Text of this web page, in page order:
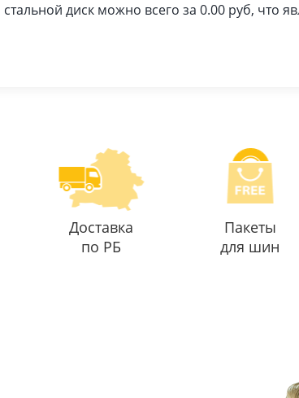
диск можно всего за 0.00 pуб, что
Доставка
по РБ
Пакеты
для шин